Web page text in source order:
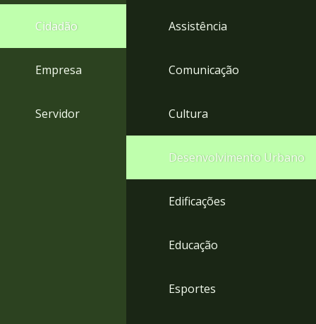
rodapé
Cidadão
Empresa
Servidor
Assistência
Comunicação
Cultura
Desenvolvimento Urbano
Edificações
Educação
Esportes